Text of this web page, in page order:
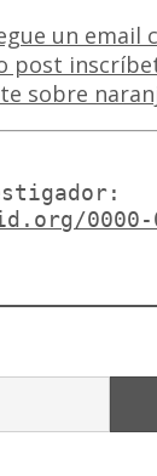
0000-